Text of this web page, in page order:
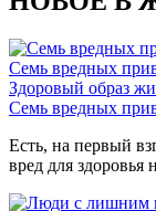
Семь вредных
Здоровый образ
Семь вредных
Есть, на первый
вред для здоровья